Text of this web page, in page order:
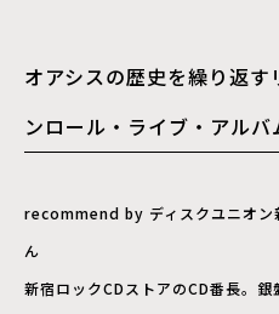
オアシスの歴史を繰り返
ンロール・ライブ・アル
recommend by ディスクユニオン
ん
新宿ロックCDストアのCD番長。銀